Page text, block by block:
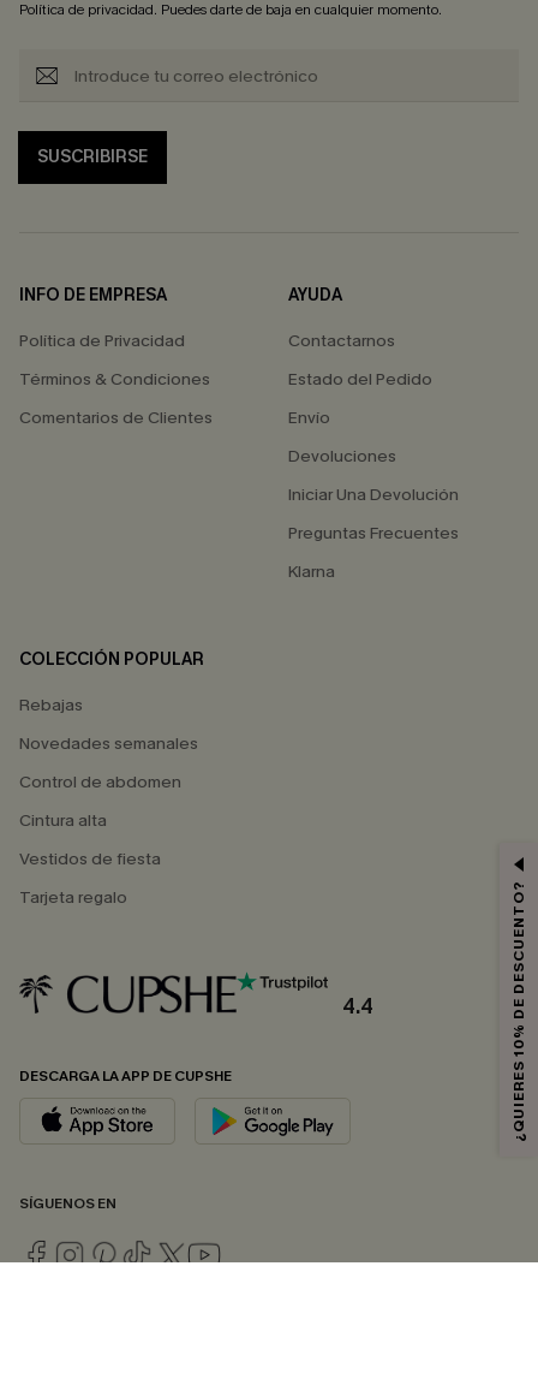
Política de privacidad. Puedes darte de baja en cualquier momento.
SUSCRIBIRSE
INFO DE EMPRESA
Política de Privacidad
Términos & Condiciones
Comentarios de Clientes
AYUDA
Contactarnos
Estado del Pedido
Envío
Devoluciones
Iniciar Una Devolución
Preguntas Frecuentes
Klarna
COLECCIÓN POPULAR
Rebajas
Novedades semanales
Control de abdomen
Cintura alta
Vestidos de fiesta
Tarjeta regalo
4.4
DESCARGA LA APP DE CUPSHE
SÍGUENOS EN
¿QUIERES 10% DE DESCUENTO?